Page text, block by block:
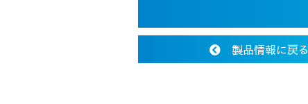
製品情報に戻る